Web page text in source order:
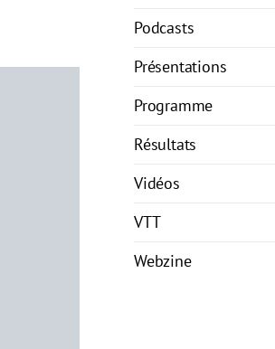
Podcasts
Présentations
Programme
Résultats
Vidéos
VTT
Webzine